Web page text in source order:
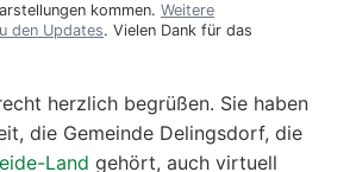
kommen. Weitere
den Updates. Vielen Dank für das
herzlich begrüßen. Sie haben
die Gemeinde Delingsdorf, die
Land gehört, auch virtuell